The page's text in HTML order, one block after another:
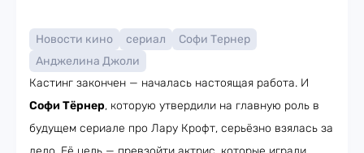
Новости кино сериал
Софи Тернер
Анджелина Джоли
Кастинг закончен — началась настоящая работа. И
Софи Тёрнер, которую утвердили на главную роль в
будущем сериале про Лару Крофт, серьёзно взялась за